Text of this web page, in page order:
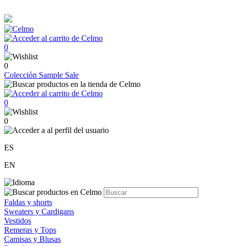
0
0
Colección Sample Sale
0
0
ES
EN
Faldas y shorts
Sweaters y Cardigans
Vestidos
Remeras y Tops
Camisas y Blusas